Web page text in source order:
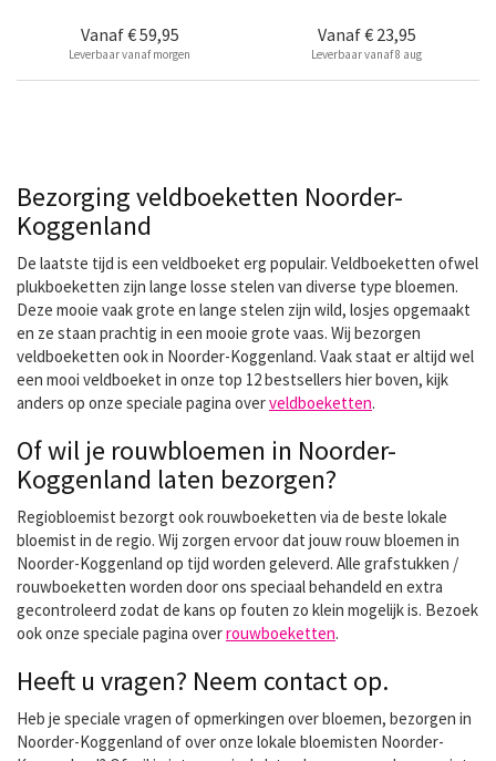
Vanaf€ 59,95
Leverbaar vanaf morgen
Vanaf€ 23,95
Leverbaar vanaf 8 aug
Bezorging veldboeketten Noorder-
Koggenland
De laatste tijd is een veldboeket erg populair. Veldboeketten ofwel
plukboeketten zijn lange losse stelen van diverse type bloemen.
Deze mooie vaak grote en lange stelen zijn wild, losjes opgemaakt
en ze staan prachtig in een mooie grote vaas. Wij bezorgen
veldboeketten ook in Noorder-Koggenland. Vaak staat er altijd wel
een mooi veldboeket in onze top 12 bestsellers hier boven, kijk
anders op onze speciale pagina overveldboeketten.
Of wil je rouwbloemen in Noorder-
Koggenland laten bezorgen?
Regiobloemist bezorgt ook rouwboeketten via de beste lokale
bloemist in de regio. Wij zorgen ervoor dat jouw rouw bloemen in
Noorder-Koggenland op tijd worden geleverd. Alle grafstukken /
rouwboeketten worden door ons speciaal behandeld en extra
gecontroleerd zodat de kans op fouten zo klein mogelijk is. Bezoek
ook onze speciale pagina overrouwboeketten.
Heeft u vragen? Neem contact op.
Heb je speciale vragen of opmerkingen over bloemen, bezorgen in
Noorder-Koggenland of over onze lokale bloemisten Noorder-